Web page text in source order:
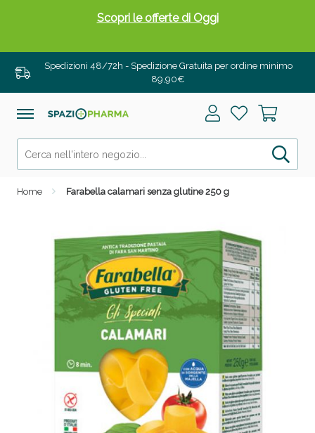
Spedizioni 48/72h - Spedizione Gratuita per ordine minimo
89,90€
Home Farabella calamari senza glutine 250 g
Scopri le offerte di Oggi
Drenanti e Pancia Piatta: Sconti fino al 55% validi
solo per OGGI!